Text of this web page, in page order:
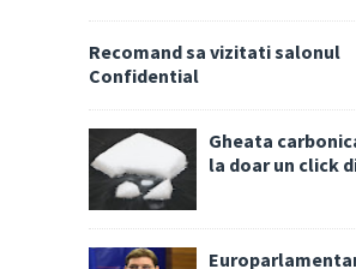
Recomand sa vizitati salonul
Confidential
Gheata
la doar un click